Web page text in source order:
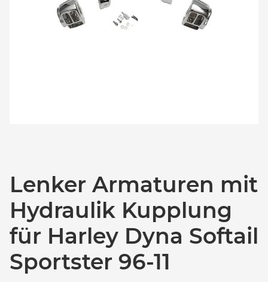
Lenker Armaturen mit
Hydraulik Kupplung
für Harley Dyna Softail
Sportster 96-11